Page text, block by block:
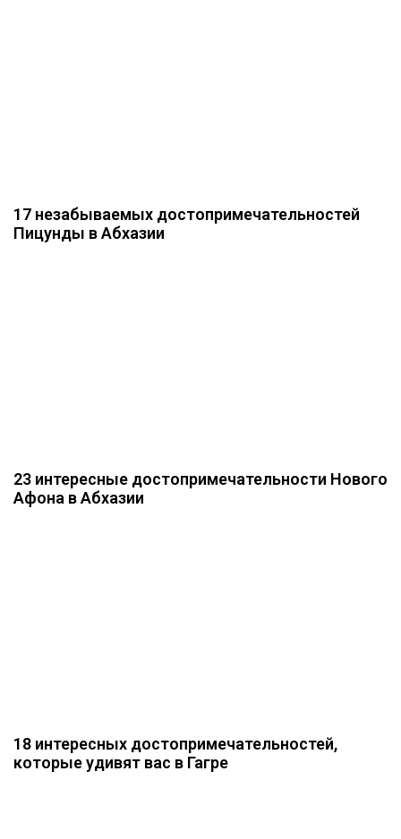
17 незабываемых достопримечательностей
Пицунды в Абхазии
23 интересные достопримечательности Нового
Афона в Абхазии
18 интересных достопримечательностей,
которые удивят вас в Гагре